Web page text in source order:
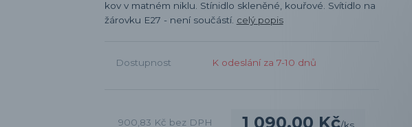
kov v matném niklu. Stínidlo skleněné, kouřové. Svítidlo na
žárovku E27 - není součástí. celý popis
Dostupnost K odeslání za 7-10 dnů
1 090,00 Kč
900,83 Kč bez DPH